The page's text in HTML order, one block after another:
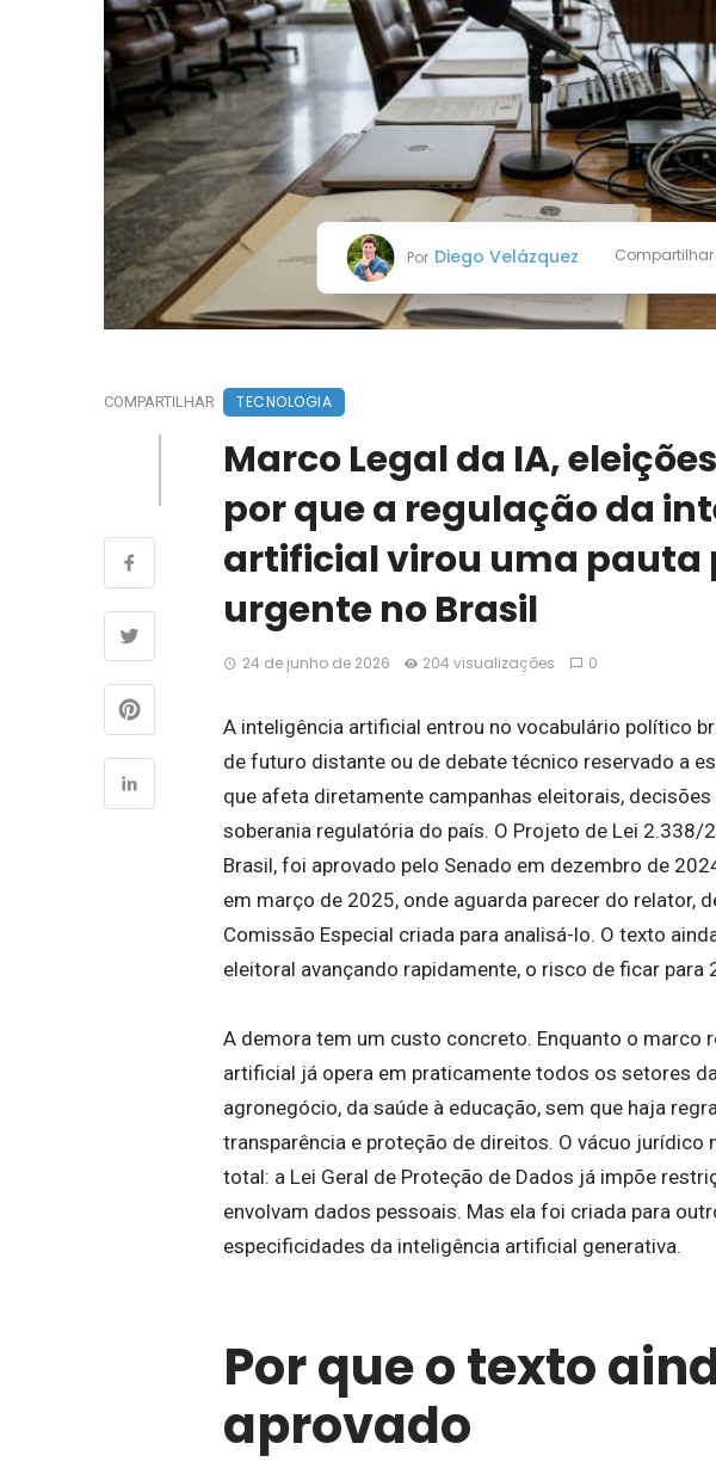
Por Diego Velázquez Compartilhar
COMPARTILHAR TECNOLOGIA
Marco Legal da IA,
por que a regulação da
artificial virou uma pauta
urgente no Brasil
24 de junho de 2026 204 visualizações 0
A inteligência artificial entrou no vocabulário político
de futuro distante ou de debate técnico reservado a
que afeta diretamente campanhas eleitorais,
soberania regulatória do país. O Projeto de Lei 2.338/
Brasil, foi aprovado pelo Senado em dezembro de
em março de 2025, onde aguarda parecer do relator,
Comissão Especial criada para analisá-lo. O texto
eleitoral avançando rapidamente, o risco de ficar para
A demora tem um custo concreto. Enquanto o marco
artificial já opera em praticamente todos os setores
agronegócio, da saúde à educação, sem que haja
transparência e proteção de direitos. O vácuo jurídico
total: a Lei Geral de Proteção de Dados já impõe
envolvam dados pessoais. Mas ela foi criada para
especificidades da inteligência artificial generativa.
Por que o texto
aprovado